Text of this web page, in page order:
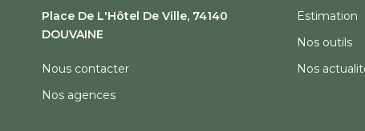
Place De L'Hôtel De Ville, 74140
DOUVAINE
Nous contacter
Nos agences
Estimation
Nos outils
Nos